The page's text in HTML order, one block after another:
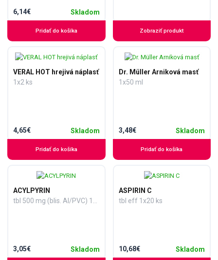
6,14€ Skladom
Pridať do košíka Zobraziť produkt
VERAL HOT hrejivá náplasť
1x2 ks
4,65€ Skladom
Pridať do košíka
Dr. Müller Arniková masť
1x50 ml
3,48€ Skladom
Pridať do košíka
ACYLPYRIN
tbl 500 mg (blis. Al/PVC) 1x10 ks
3,05€ Skladom
ASPIRIN C
tbl eff 1x20 ks
10,68€ Skladom